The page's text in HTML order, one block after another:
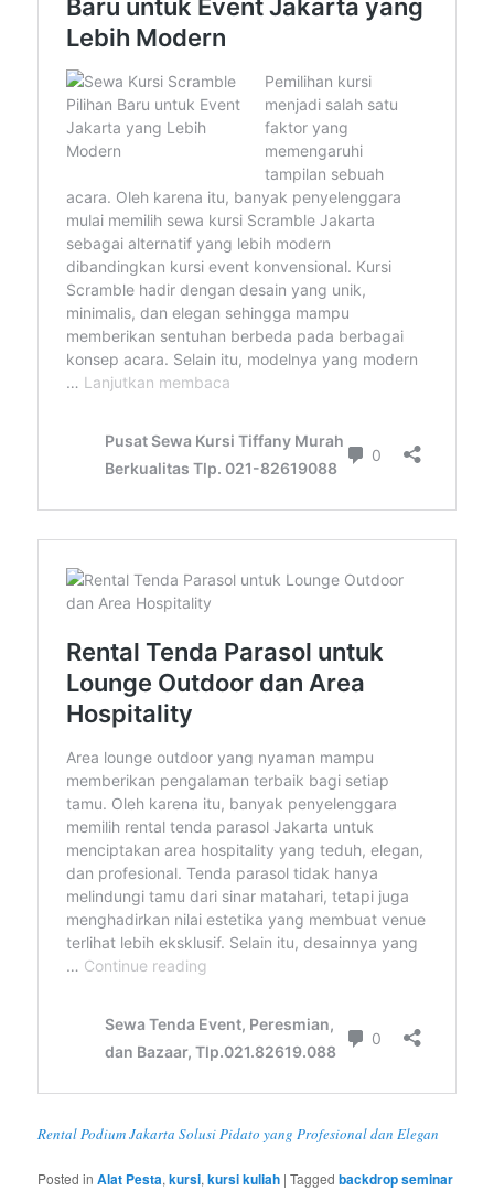
Rental Podium Jakarta Solusi Pidato yang Profesional dan Elegan
Posted in Alat Pesta,kursi,kursi kuliah |Tagged backdrop seminar